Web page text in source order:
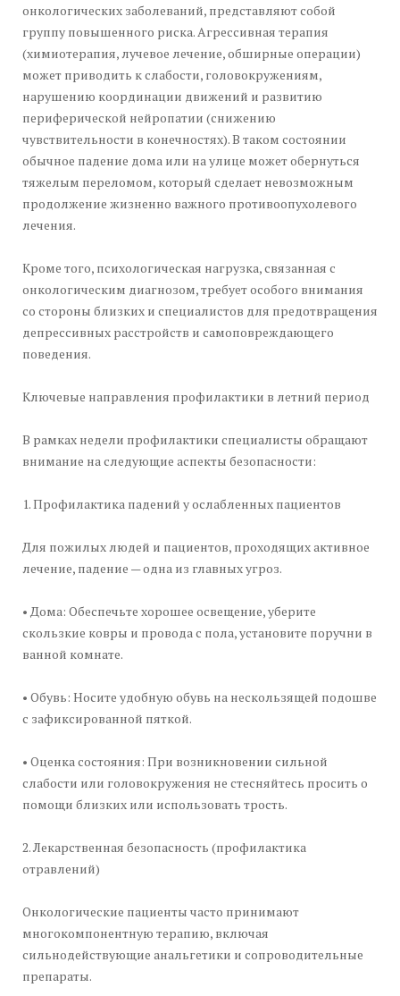
онкологических заболеваний, представляют собой
группу повышенного риска. Агрессивная терапия
(химиотерапия, лучевое лечение, обширные операции)
может приводить к слабости, головокружениям,
нарушению координации движений и развитию
периферической нейропатии (снижению
чувствительности в конечностях). В таком состоянии
обычное падение дома или на улице может обернуться
тяжелым переломом, который сделает невозможным
продолжение жизненно важного противоопухолевого
лечения.
Кроме того, психологическая нагрузка, связанная с
онкологическим диагнозом, требует особого внимания
со стороны близких и специалистов для предотвращения
депрессивных расстройств и самоповреждающего
поведения.
Ключевые направления профилактики в летний период
В рамках недели профилактики специалисты обращают
внимание на следующие аспекты безопасности:
1. Профилактика падений у ослабленных пациентов
Для пожилых людей и пациентов, проходящих активное
лечение, падение — одна из главных угроз.
• Дома: Обеспечьте хорошее освещение, уберите
скользкие ковры и провода с пола, установите поручни в
ванной комнате.
• Обувь: Носите удобную обувь на нескользящей подошве
с зафиксированной пяткой.
• Оценка состояния: При возникновении сильной
слабости или головокружения не стесняйтесь просить о
помощи близких или использовать трость.
2. Лекарственная безопасность (профилактика
отравлений)
Онкологические пациенты часто принимают
многокомпонентную терапию, включая
сильнодействующие анальгетики и сопроводительные
препараты.